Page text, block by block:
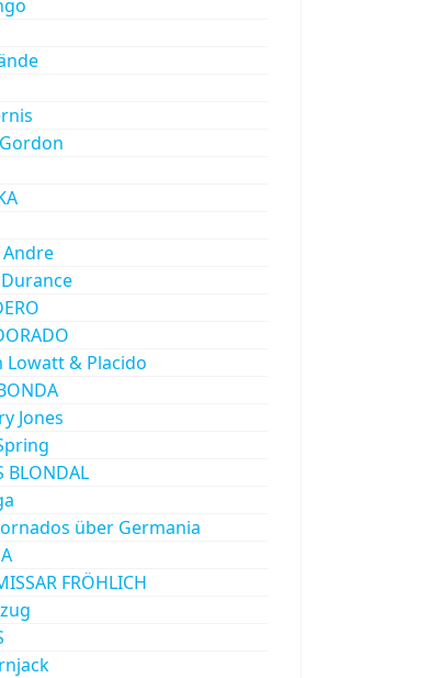
Andre
Lowatt & Placido
Jones
BLONDAL
über Germania
FRÖHLICH